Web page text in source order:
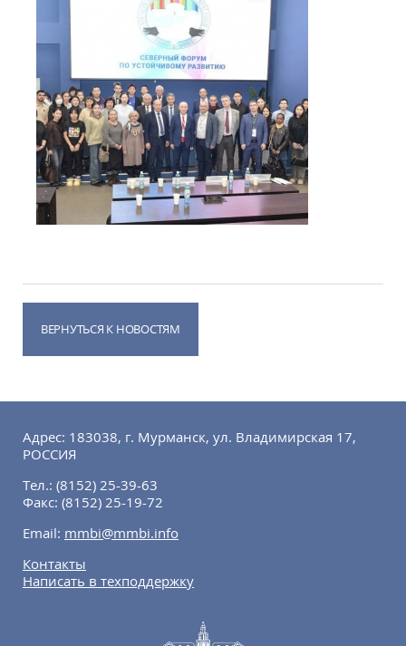
ВЕРНУТЬСЯ К НОВОСТЯМ
Адрес: 183038, г. Мурманск, ул. Владимирская 17,
РОССИЯ
Тел.: (8152) 25-39-63
Факс: (8152) 25-19-72
Email: mmbi@mmbi.info
Контакты
Написать в техподдержку